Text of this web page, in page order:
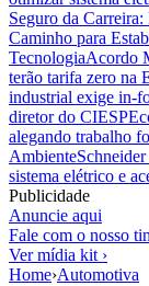
Seguro da
Caminho para
TecnologiaAcordo
terão tarifa zero na
industrial exige in-
diretor do CIESP
alegando trabalho
Ambiente
sistema elétrico e
Publicidade
Anuncie aqui
Fale com o nosso
Ver mídia kit ›
Home›Automotiva